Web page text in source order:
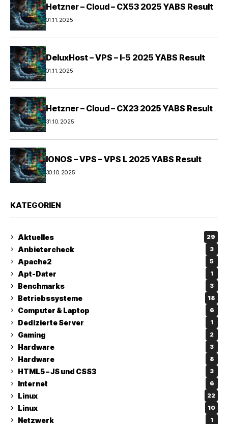
Hetzner – Cloud – CX53 2025 YABS Result
01.11.2025
DeluxHost – VPS – I-5 2025 YABS Result
01.11.2025
Hetzner – Cloud – CX23 2025 YABS Result
31.10.2025
IONOS – VPS – VPS L 2025 YABS Result
30.10.2025
KATEGORIEN
Aktuelles 29
Anbietercheck 3
Apache2 5
Apt-Dater 1
Benchmarks 3
Betriebssysteme 18
Computer & Laptop 6
Dedizierte Server 1
Gaming 2
Hardware 3
Hardware 8
HTML5 – JS und CSS3 3
Internet 6
Linux 22
Linux 10
Netzwerk 1